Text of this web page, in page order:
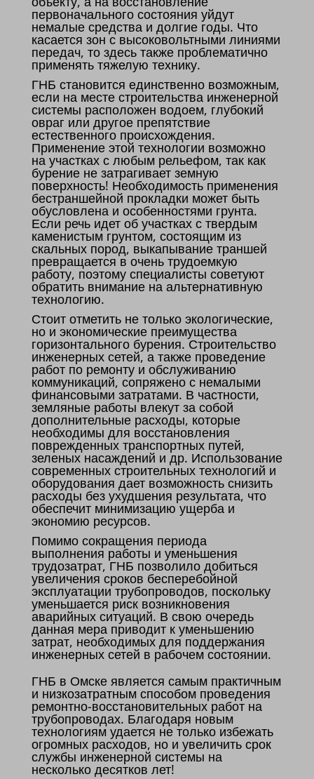
первоначального состояния уйдут
немалые средства и долгие годы. Что
касается зон с высоковольтными линиями
передач, то здесь также проблематично
применять тяжелую технику.
ГНБ становится единственно возможным,
если на месте строительства инженерной
системы расположен водоем, глубокий
овраг или другое препятствие
естественного происхождения.
Применение этой технологии возможно
на участках с любым рельефом, так как
бурение не затрагивает земную
поверхность! Необходимость применения
бестраншейной прокладки может быть
обусловлена и особенностями грунта.
Если речь идет об участках с твердым
каменистым грунтом, состоящим из
скальных пород, выкапывание траншей
превращается в очень трудоемкую
работу, поэтому специалисты советуют
обратить внимание на альтернативную
технологию.
Стоит отметить не только экологические,
но и экономические преимущества
горизонтального бурения. Строительство
инженерных сетей, а также проведение
работ по ремонту и обслуживанию
коммуникаций, сопряжено с немалыми
финансовыми затратами. В частности,
земляные работы влекут за собой
дополнительные расходы, которые
необходимы для восстановления
поврежденных транспортных путей,
зеленых насаждений и др. Использование
современных строительных технологий и
оборудования дает возможность снизить
расходы без ухудшения результата, что
обеспечит минимизацию ущерба и
экономию ресурсов.
Помимо сокращения периода
выполнения работы и уменьшения
трудозатрат, ГНБ позволило добиться
увеличения сроков бесперебойной
эксплуатации трубопроводов, поскольку
уменьшается риск возникновения
аварийных ситуаций. В свою очередь
данная мера приводит к уменьшению
затрат, необходимых для поддержания
инженерных сетей в рабочем состоянии.
ГНБ в Омске является самым практичным
и низкозатратным способом проведения
ремонтно-восстановительных работ на
трубопроводах. Благодаря новым
технологиям удается не только избежать
огромных расходов, но и увеличить срок
службы инженерной системы на
несколько десятков лет!